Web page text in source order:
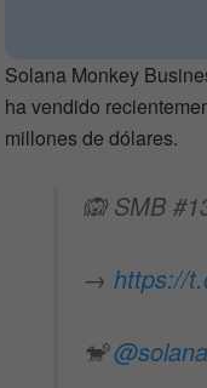
Solana Monkey
ha vendido
millones de dólares.
🙉 SMB
→ https://
🐒